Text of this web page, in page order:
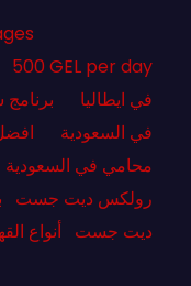
500 GEL per day
في ايطاليا
في السعودية
محامي في السعودية
رولكس ديت جست
ديت جست أنواع